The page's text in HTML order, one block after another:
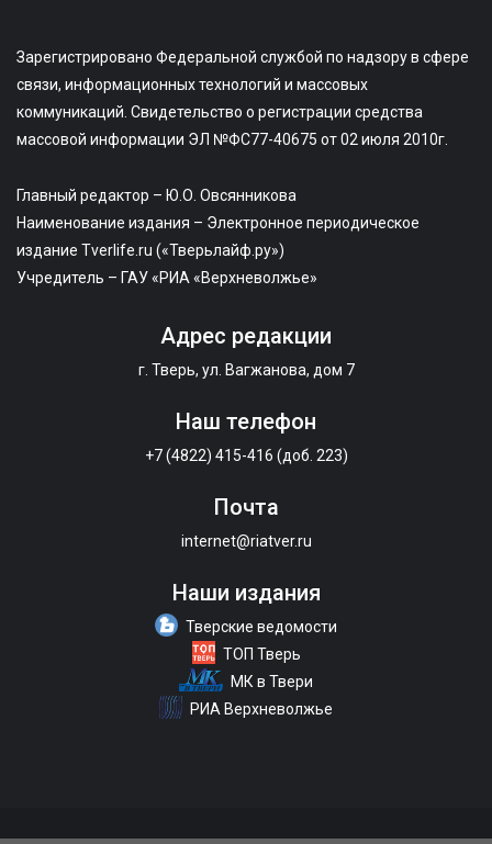
Зарегистрировано Федеральной службой по надзору в сфере
связи, информационных технологий и массовых
коммуникаций. Свидетельство о регистрации средства
массовой информации ЭЛ №ФС77-40675 от 02 июля 2010г.
Главный редактор – Ю.О. Овсянникова
Наименование издания – Электронное периодическое
издание Tverlife.ru («Тверьлайф.ру»)
Учредитель – ГАУ «РИА «Верхневолжье»
Адрес редакции
г. Тверь, ул. Вагжанова, дом 7
Наш телефон
+7 (4822) 415-416 (доб. 223)
Почта
internet@riatver.ru
Наши издания
Тверские ведомости
ТОП Тверь
МК в Твери
РИА Верхневолжье